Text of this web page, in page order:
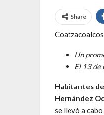
Share
Coatzacoalcos
Un
El 13 de
Habitantes de
Hernández
se llevó a